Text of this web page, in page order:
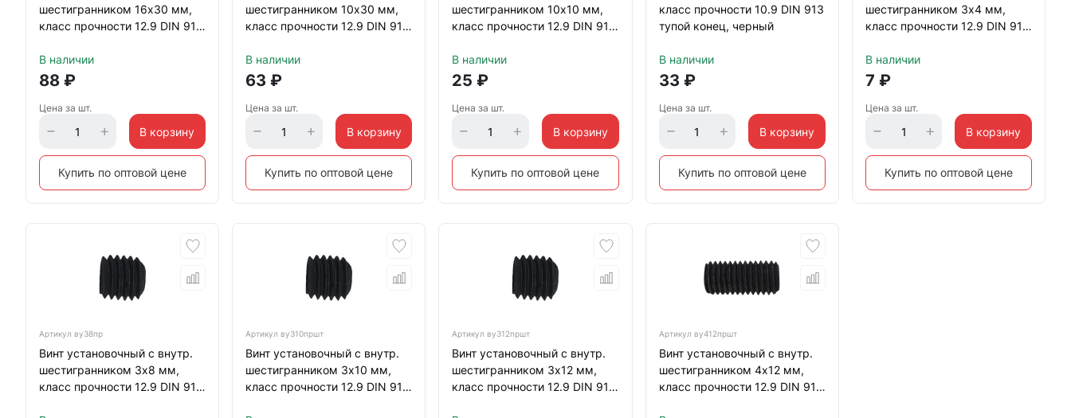
шестигранником 16х30 мм,
класс прочности 12.9 DIN 913
В наличии
88 ₽
Цена за шт.
В корзину
Купить по оптовой цене
шестигранником 10х30 мм,
класс прочности 12.9 DIN 913
В наличии
63 ₽
Цена за шт.
В корзину
Купить по оптовой цене
шестигранником 10х10 мм,
класс прочности 12.9 DIN 913
В наличии
25 ₽
Цена за шт.
В корзину
Купить по оптовой цене
класс прочности 10.9 DIN 913
тупой конец, черный
В наличии
33 ₽
Цена за шт.
В корзину
Купить по оптовой цене
шестигранником 3х4 мм,
класс прочности 12.9 DIN 913
В наличии
7 ₽
Цена за шт.
В корзину
Купить по оптовой цене
Артикул ву38пр
Винт установочный с внутр.
шестигранником 3х8 мм,
класс прочности 12.9 DIN 913
Артикулву310пршт
Винт установочный с внутр.
шестигранником 3х10 мм,
класс прочности 12.9 DIN 913
Артикулву312пршт
Винт установочный с внутр.
шестигранником 3х12 мм,
класс прочности 12.9 DIN 913
Артикул ву412пршт
Винт установочный с внутр.
шестигранником 4х12 мм,
класс прочности 12.9 DIN 913